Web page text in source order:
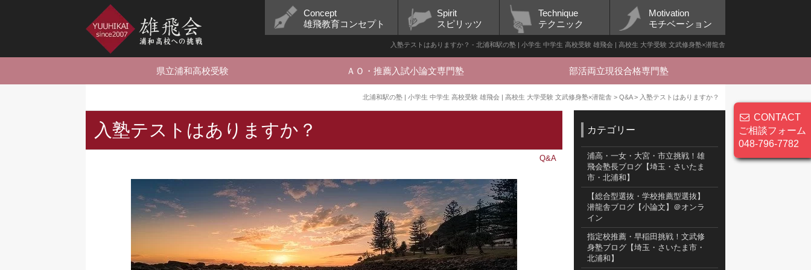
Concept
雄飛教育コンセプト
Spirit
スピリッツ
Technique
テクニック
Motivation
モチベーション
入塾テストはありますか？ - 北浦和駅の塾 | 小学生 中学生 高校受験 雄飛会 | 高校生 大学受験 文武修身塾×潜龍舎
県立浦和高校受験 ＡＯ・推薦入試小論文専門塾 部活両立現役合格専門塾
CONTACT
ご相談フォーム
048-796-7782
北浦和駅の塾 | 小学生 中学生 高校受験 雄飛会 | 高校生 大学受験 文武修身塾×潜龍舎 > Q&A> 入塾テストはありますか？
入塾テストはありますか？
Q&A
カテゴリー
浦高・一女・大宮・市立挑戦！雄
飛会塾長ブログ【埼玉・さいたま
市・北浦和】
【総合型選抜・学校推薦型選抜】
潜龍舎ブログ【小論文】＠オンラ
イン
指定校推薦・早稲田挑戦！文武修
身塾ブログ【埼玉・さいたま市・
北浦和】